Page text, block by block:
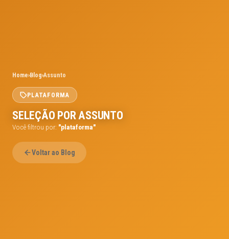
Home›Blog›Assunto
PLATAFORMA
SELEÇÃO POR ASSUNTO
Você filtrou por: "plataforma"
Voltar ao Blog